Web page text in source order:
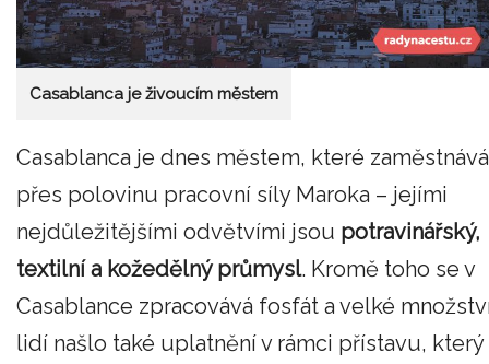
Casablanca je živoucím městem
Casablanca je dnes městem, které zaměstnává
přes polovinu pracovní síly Maroka – jejími
nejdůležitějšími odvětvími jsou potravinářský,
textilní a kožedělný průmysl. Kromě toho se v
Casablance zpracovává fosfát a velké
lidí našlo také uplatnění v rámci přístavu, který